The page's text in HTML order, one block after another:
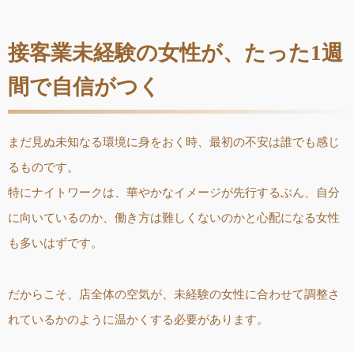
接客業未経験の女性が、たった1週
間で自信がつく
まだ見ぬ未知なる環境に身をおく時、最初の不安は誰でも感じ
るものです。
特にナイトワークは、華やかなイメージが先行するぶん、自分
に向いているのか、働き方は難しくないのかと心配になる女性
も多いはずです。
だからこそ、店全体の空気が、未経験の女性に合わせて調整さ
れているかのように温かくする必要があります。